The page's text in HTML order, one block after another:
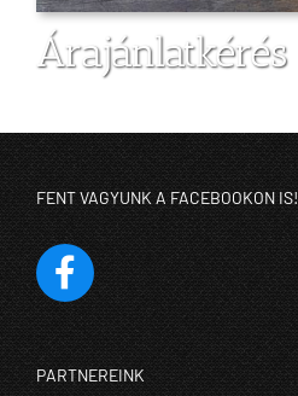
Árajánlatkérés
FENT VAGYUNK A FACEBOOKON IS!
PARTNEREINK